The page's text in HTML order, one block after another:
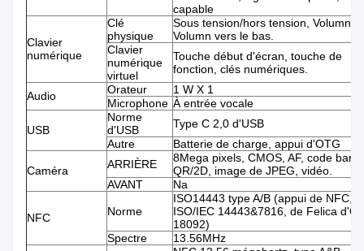
capable
Clavier
numérique
Clé
physique
Sous tension/hors tension, Volumn,
Volumn vers le bas.
Clavier
numérique
virtuel
Touche début d'écran, touche de
fonction, clés numériques.
Audio Orateur
1 W X 1
Microphone À entrée vocale
USB
Norme
d'USB
Type C 2,0 d'USB
Autre
Batterie de charge, appui d'OTG
Caméra ARRIÈRE
8Mega pixels, CMOS, AF, code
QR/2D, image de JPEG, vidéo.
AVANT
Na
NFC Norme
ISO14443 type A/B (appui de NFC,
ISO/IEC 14443&7816, de Felica
18092)
Spectre
13.56MHz